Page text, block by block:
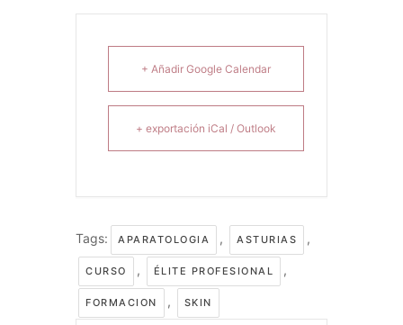
+ Añadir Google Calendar
+ exportación iCal / Outlook
Tags: APARATOLOGIA , ASTURIAS ,
CURSO , ÉLITE PROFESIONAL ,
FORMACION , SKIN